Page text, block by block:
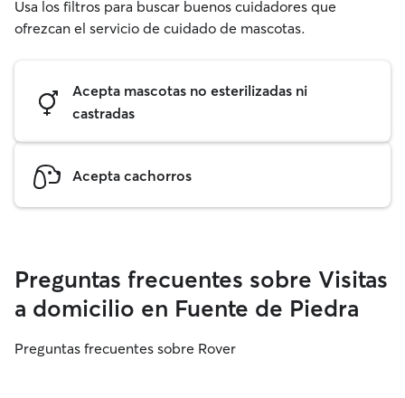
Usa los filtros para buscar buenos cuidadores que
ofrezcan el servicio de cuidado de mascotas.
Acepta mascotas no esterilizadas ni
castradas
Acepta cachorros
Preguntas frecuentes sobre Visitas
a domicilio en Fuente de Piedra
Preguntas frecuentes sobre Rover